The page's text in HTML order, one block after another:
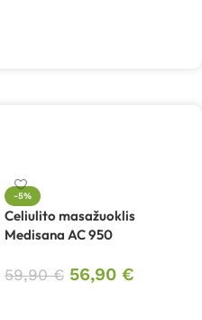
-5%
Celiulito masažuoklis
Medisana AC 950
59,90€ 56,90 €